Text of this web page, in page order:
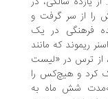
سر گرفت و
در یک
ریموند که مانند
در «لیست
و هیچ‌کس را
در ۱۹۷۹ به‌مدت شش ماه به